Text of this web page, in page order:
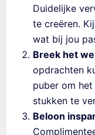
Duidelijke
te creëren.
wat bij jou
Breek het
opdrachten
puber om
stukken te
Beloon